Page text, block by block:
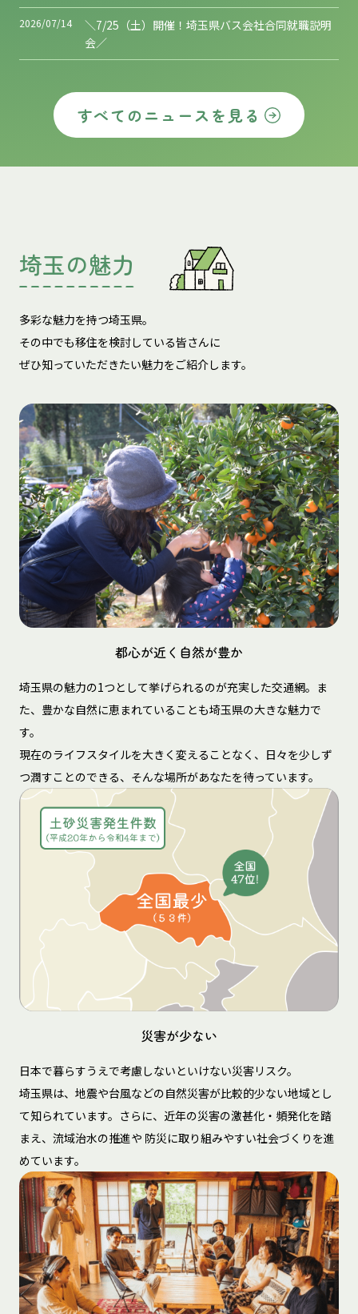
2026/07/14
＼7/25（土）開催！埼玉県バス会社合同就職説明
会／
すべてのニュースを見る
埼玉の魅力
多彩な魅力を持つ埼玉県。
その中でも移住を検討している皆さんに
ぜひ知っていただきたい魅力をご紹介します。
都心が近く自然が豊か
埼玉県の魅力の1つとして挙げられるのが充実した交通網。ま
た、豊かな自然に恵まれていることも埼玉県の大きな魅力で
す。
現在のライフスタイルを大きく変えることなく、日々を少しず
つ潤すことのできる、そんな場所があなたを待っています。
災害が少ない
日本で暮らすうえで考慮しないといけない災害リスク。
埼玉県は、地震や台風などの自然災害が比較的少ない地域とし
て知られています。さらに、近年の災害の激甚化・頻発化を踏
まえ、流域治水の推進や 防災に取り組みやすい社会づくりを進
めています。